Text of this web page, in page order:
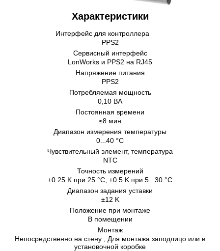
Характеристики
Интерфейс для контроллера
PPS2
Сервисный интерфейс
LonWorks и PPS2 на RJ45
Напряжение питания
PPS2
Потребляемая мощность
0,10 BA
Постоянная времени
≤8 мин
Диапазон измерения температуры
0...40 °C
Чувствительный элемент, температура
NTC
Точность измерений
±0.25 K при 25 °C, ±0.5 K при 5...30 °C
Диапазон задания уставки
±12 K
Положение при монтаже
В помещении
Монтаж
Непосредственно на стену , Для монтажа заподлицо или в
установочной коробке